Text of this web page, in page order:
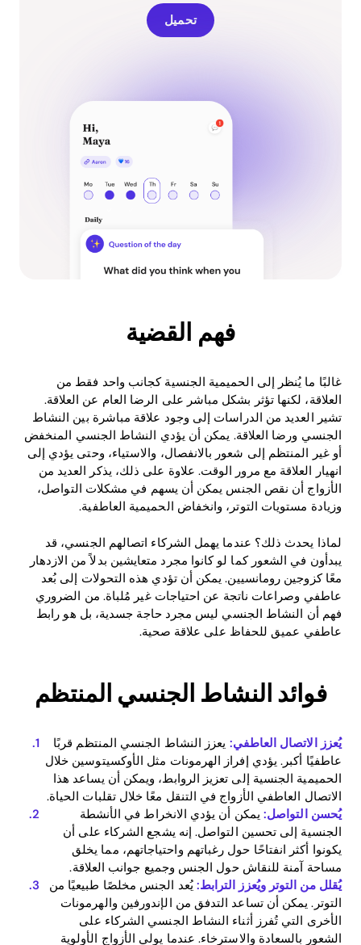
Home
تحميل
فهم القضية
غالبًا ما يُنظر إلى الحميمية الجنسية كجانب واحد فقط من
العلاقة، لكنها تؤثر بشكل مباشر على الرضا العام عن العلاقة.
تشير العديد من الدراسات إلى وجود علاقة مباشرة بين النشاط
الجنسي ورضا العلاقة. يمكن أن يؤدي النشاط الجنسي المنخفض
أو غير المنتظم إلى شعور بالانفصال، والاستياء، وحتى يؤدي إلى
انهيار العلاقة مع مرور الوقت. علاوة على ذلك، يذكر العديد من
الأزواج أن نقص الجنس يمكن أن يسهم في مشكلات التواصل،
وزيادة مستويات التوتر، وانخفاض الحميمية العاطفية.
لماذا يحدث ذلك؟ عندما يهمل الشركاء اتصالهم الجنسي، قد
يبدأون في الشعور كما لو كانوا مجرد متعايشين بدلاً من الازدهار
معًا كزوجين رومانسيين. يمكن أن تؤدي هذه التحولات إلى بُعد
عاطفي وصراعات ناتجة عن احتياجات غير مُلباة. من الضروري
فهم أن النشاط الجنسي ليس مجرد حاجة جسدية، بل هو رابط
عاطفي عميق للحفاظ على علاقة صحية.
فوائد النشاط الجنسي المنتظم
يُعزز الاتصال العاطفي: يعزز النشاط الجنسي المنتظم قربًا
عاطفيًا أكبر. يؤدي إفراز الهرمونات مثل الأوكسيتوسين خلال
الحميمية الجنسية إلى تعزيز الروابط، ويمكن أن يساعد هذا
الاتصال العاطفي الأزواج في التنقل معًا خلال تقلبات الحياة.
يُحسن التواصل:يمكن أن يؤدي الانخراط في الأنشطة
الجنسية إلى تحسين التواصل. إنه يشجع الشركاء على أن
يكونوا أكثر انفتاحًا حول رغباتهم واحتياجاتهم، مما يخلق
مساحة آمنة للنقاش حول الجنس وجميع جوانب العلاقة.
يُقلل من التوتر ويُعزز الترابط: يُعد الجنس مخلصًا طبيعيًا من
التوتر. يمكن أن تساعد التدفق من الإندورفين والهرمونات
الأخرى التي تُفرز أثناء النشاط الجنسي الشركاء على
الشعور بالسعادة والاسترخاء. عندما يولي الأزواج الأولوية